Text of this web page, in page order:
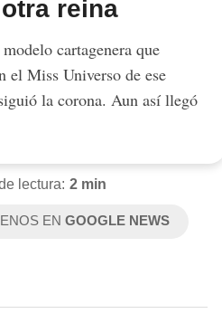
reina
cartagenera que
el Miss Universo de ese
la corona. Aun así llegó
lectura: 2 min
ENGOOGLE NEWS